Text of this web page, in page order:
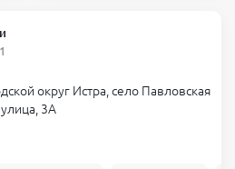
округ Истра, село Павловская
3А